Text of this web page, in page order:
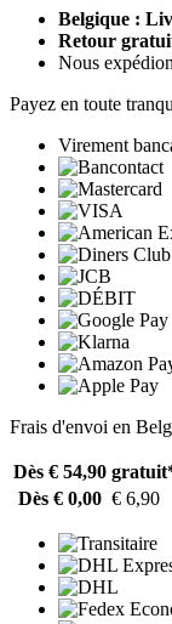
Belgique :
Retour
Nous
Payez en toute
Virement
Frais d'envoi en
Dès € 54,90
Dès € 0,00 € 6,90